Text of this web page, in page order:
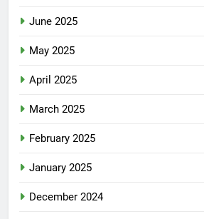
June 2025
May 2025
April 2025
March 2025
February 2025
January 2025
December 2024